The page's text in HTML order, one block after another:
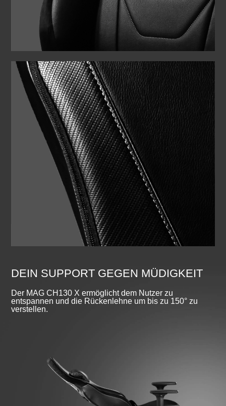
DEIN SUPPORT GEGEN MÜDIGKEIT
Der MAG CH130 X ermöglicht dem Nutzer zu
entspannen und die Rückenlehne um bis zu 150° zu
verstellen.